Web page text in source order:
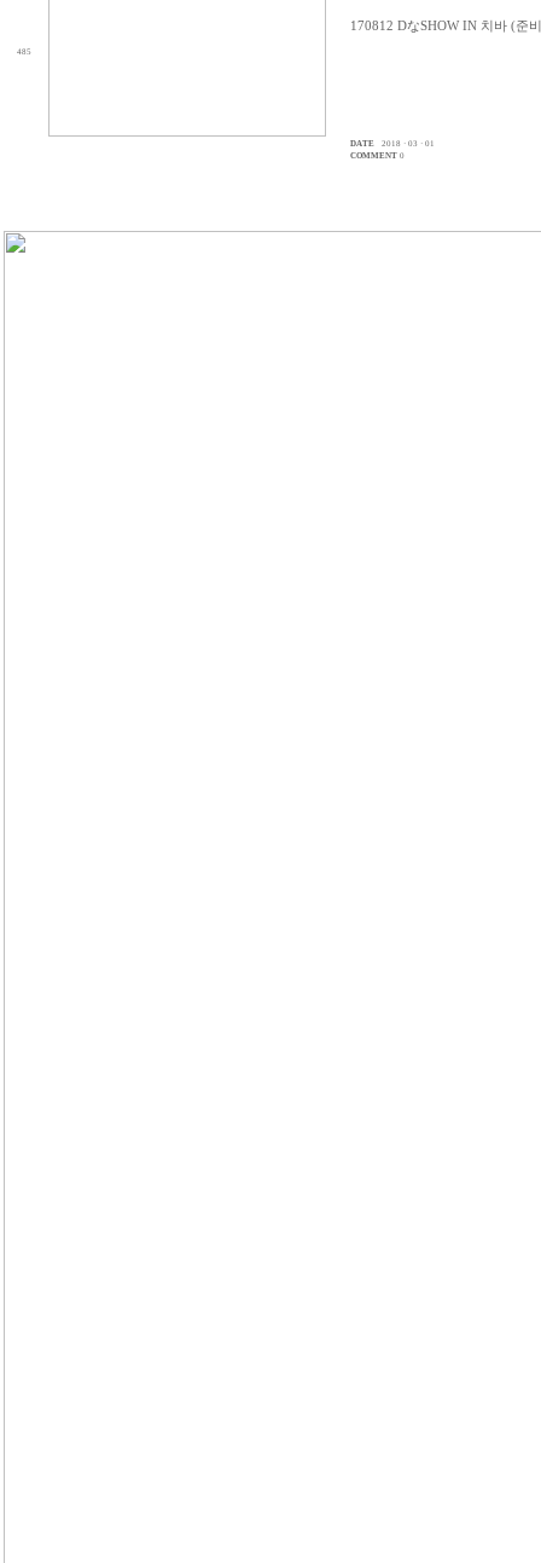
485
170812 DなSHOW IN 치바 (준
DATE
2018 · 03 · 01
COMMENT 0